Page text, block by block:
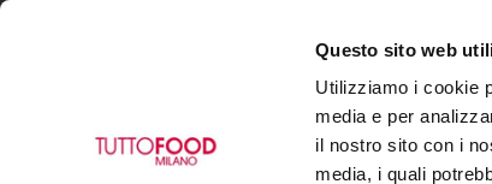
Questo sito web
Utilizziamo i cookie
media e per
il nostro sito con i
media, i quali
VISITEXHIBIT